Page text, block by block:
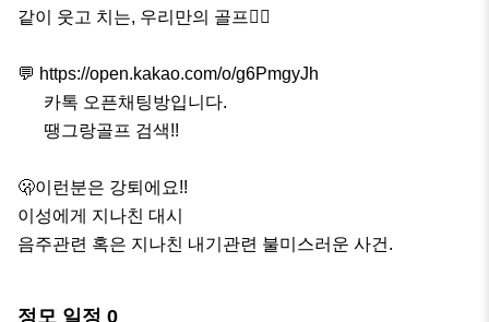
같이 웃고 치는, 우리만의 골프🏌️‍♀️
💬 https://open.kakao.com/o/g6PmgyJh
🫢이런분은 강퇴에요!!
이성에게 지나친 대시
음주관련 혹은 지나친 내기관련 불미스러운 사건.
정모 일정 0